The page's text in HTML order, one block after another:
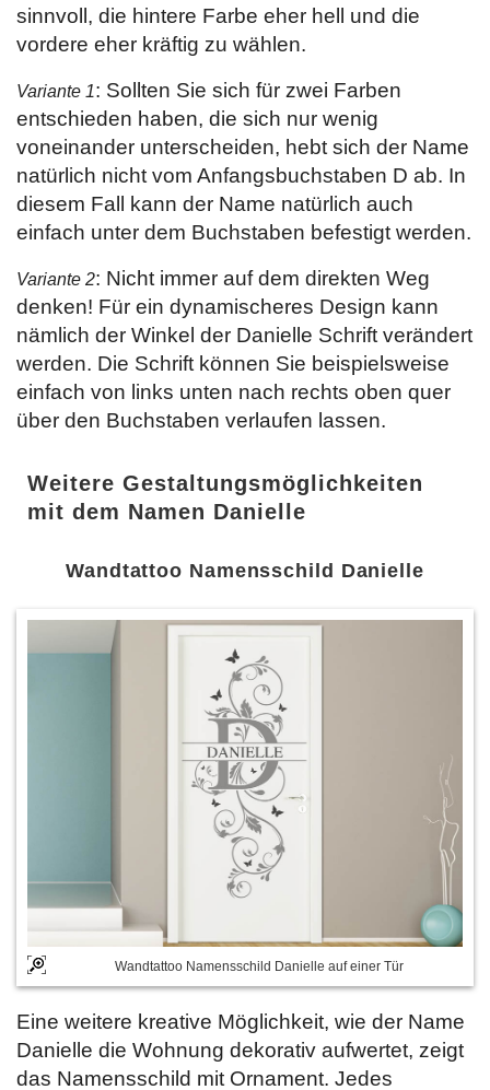
sinnvoll, die hintere Farbe eher hell und die
vordere eher kräftig zu wählen.
Variante 1: Sollten Sie sich für zwei Farben
entschieden haben, die sich nur wenig
voneinander unterscheiden, hebt sich der Name
natürlich nicht vom Anfangsbuchstaben D ab. In
diesem Fall kann der Name natürlich auch
einfach unter dem Buchstaben befestigt werden.
Variante 2: Nicht immer auf dem direkten Weg
denken! Für ein dynamischeres Design kann
nämlich der Winkel der Danielle Schrift verändert
werden. Die Schrift können Sie beispielsweise
einfach von links unten nach rechts oben quer
über den Buchstaben verlaufen lassen.
Weitere Gestaltungsmöglichkeiten
mit dem Namen Danielle
Wandtattoo Namensschild Danielle
Wandtattoo Namensschild Danielle auf einer Tür
Eine weitere kreative Möglichkeit, wie der Name
Danielle die Wohnung dekorativ aufwertet, zeigt
das Namensschild mit Ornament. Jedes